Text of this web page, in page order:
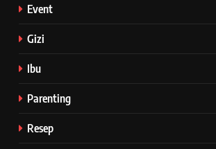
Event
Gizi
Ibu
Parenting
Resep